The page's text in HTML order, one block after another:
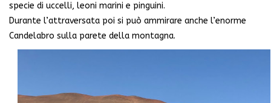
specie di uccelli, leoni marini e pinguini.
Durante l’attraversata poi si può ammirare anche l’enorme
Candelabro sulla parete della montagna.